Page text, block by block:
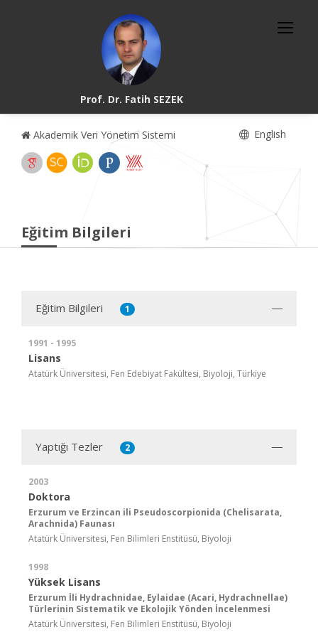
Prof. Dr. Fatih SEZEK
Akademik Veri Yönetim Sistemi English
Eğitim Bilgileri
Eğitim Bilgileri 1
1991 - 1995
Lisans
Atatürk Üniversitesi, Fen Edebiyat Fakültesi, Biyoloji, Türkiye
Yaptığı Tezler 2
2003
Doktora
Erzurum ve Erzincan ili Pseudoscorpionida (Chelisarata,
Arachnida) Faunası
Atatürk Üniversitesi, Fen Bilimleri Enstitüsü, Biyoloji
1998
Yüksek Lisans
Erzurum İli Hydrachnidae, Eylaidae (Acari, Hydrachnellae)
Türlerinin Sistematik ve Ekolojik Yönden İncelenmesi
Atatürk Üniversitesi, Fen Bilimleri Enstitüsü, Biyoloji